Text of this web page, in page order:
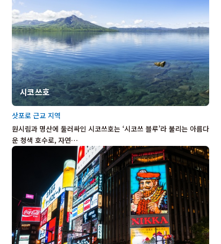
시코쓰호
원시림과 명산에 둘러싸인 시코쓰호는 ‘시코쓰 블루’라 불리는 아름다
운 청색 호수로, 자연…
삿포로 근교 지역